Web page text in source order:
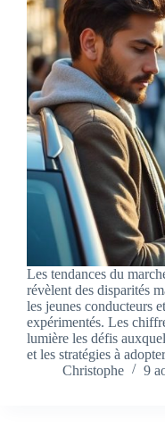
Les tendances du
révèlent des disparités
les jeunes conducteurs
expérimentés. Les
lumière les défis
et les stratégies à
Christophe
9